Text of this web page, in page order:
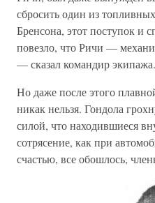
сбросить один из
Бренсона, этот поступок и
повезло, что Ричи —
— сказал командир экипажа.
Но даже после этого
никак нельзя. Гондола
силой, что находившиеся
сотрясение, как при
счастью, все обошлось,